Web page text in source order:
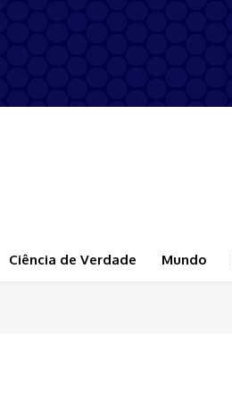
Ciência de Verdade Mundo